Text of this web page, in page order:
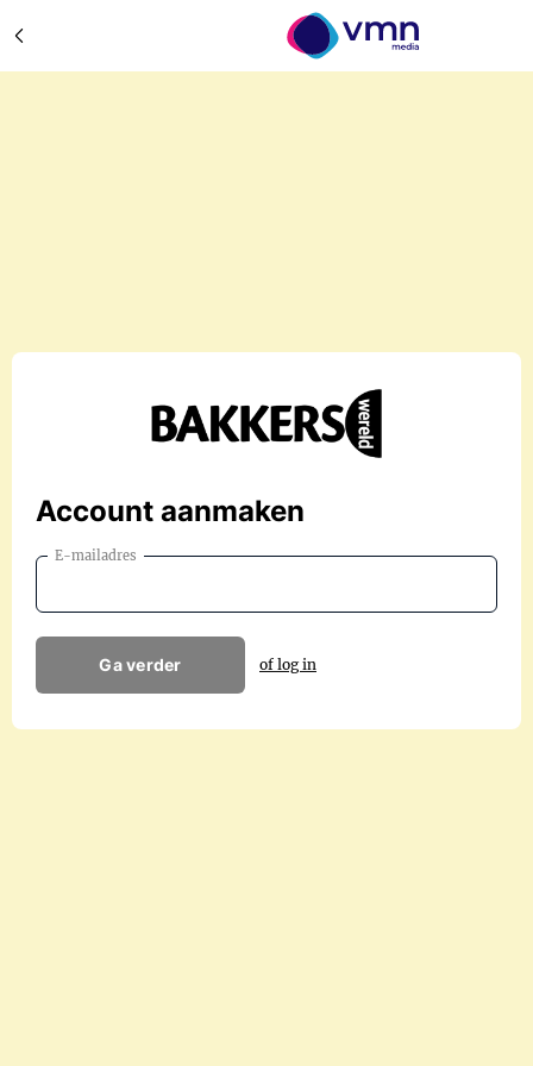
Account aanmaken
E-mailadres
Ga verder of log in